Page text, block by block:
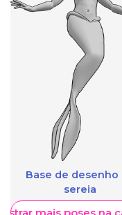
Base de desenho
sereia
mais poses na